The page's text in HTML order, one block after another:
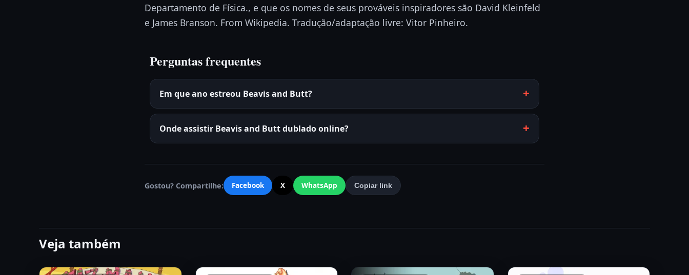
Departamento de Física., e que os nomes de seus prováveis inspiradores são David Kleinfeld
e James Branson. From Wikipedia. Tradução/adaptação livre: Vitor Pinheiro.
Perguntas frequentes
Em que ano estreou Beavis and Butt?
Onde assistir Beavis and Butt dublado online?
Gostou? Compartilhe: Facebook X WhatsApp Copiar link
Veja também